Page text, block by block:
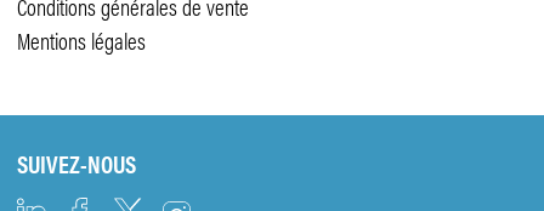
Mentions légales
SUIVEZ-NOUS